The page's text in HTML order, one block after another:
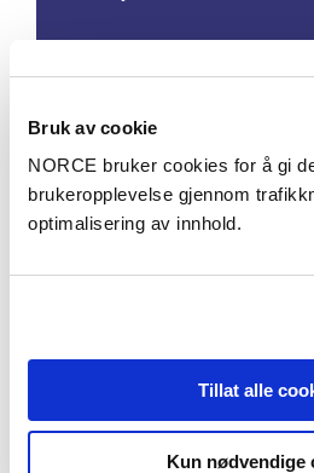
Bruk av cookie
NORCE bruker cookies for å gi
brukeropplevelse gjennom
optimalisering av innhold.
Tillat alle
Kun nødvendige